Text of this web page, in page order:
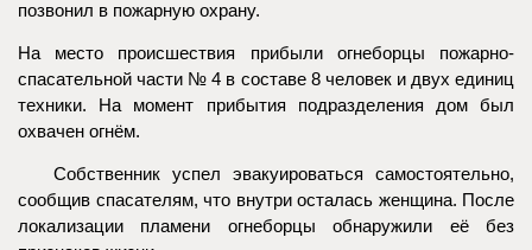
позвонил в пожарную охрану.
На место происшествия прибыли огнеборцы пожарно-
спасательной части № 4 в составе 8 человек и двух единиц
техники. На момент прибытия подразделения дом был
охвачен огнём.
Собственник успел эвакуироваться самостоятельно,
сообщив спасателям, что внутри осталась женщина. После
локализации пламени огнеборцы обнаружили её без